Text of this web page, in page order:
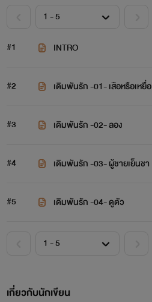
#1 INTRO
#2 เดิมพันรัก -01- เสือหรือเหยื่อ
#3 เดิมพันรัก -02- ลอง
#4 เดิมพันรัก -03- ผู้ชายเย็นชา
#5 เดิมพันรัก -04- ดูตัว
เกี่ยวกับนักเขียน